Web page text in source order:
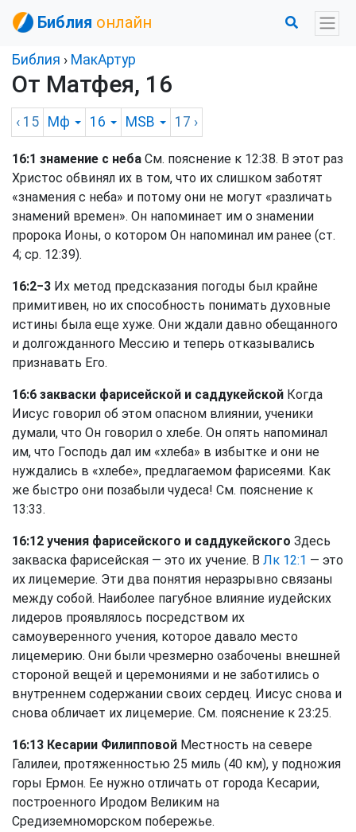
Библия онлайн
Библия › МакАртур
От Матфея, 16
‹ 15 Мф 16 MSB 17 ›
16:1 знамение с неба См. пояснение к 12:38. В этот раз
Христос обвинял их в том, что их слишком заботят
«знамения с неба» и потому они не могут «различать
знамений времен». Он напоминает им о знамении
пророка Ионы, о котором Он напоминал им ранее (ст.
4; ср. 12:39).
16:2−3 Их метод предсказания погоды был крайне
примитивен, но их способность понимать духовные
истины была еще хуже. Они ждали давно обещанного
и долгожданного Мессию и теперь отказывались
признавать Его.
16:6 закваски фарисейской и саддукейской Когда
Иисус говорил об этом опасном влиянии, ученики
думали, что Он говорил о хлебе. Он опять напоминал
им, что Господь дал им «хлеба» в избытке и они не
нуждались в «хлебе», предлагаемом фарисеями. Как
же быстро они позабыли чудеса! См. пояснение к
13:33.
16:12 учения фарисейского и саддукейского Здесь
закваска фарисейская — это их учение. В Лк 12:1 — это
их лицемерие. Эти два понятия неразрывно связаны
между собой. Наиболее пагубное влияние иудейских
лидеров проявлялось посредством их
самоуверенного учения, которое давало место
лицемерию. Они были чрезмерно озабочены внешней
стороной вещей и церемониями и не заботились о
внутреннем содержании своих сердец. Иисус снова и
снова обличает их лицемерие. См. пояснение к 23:25.
16:13 Кесарии Филипповой Местность на севере
Галилеи, протяженностью 25 миль (40 км), у подножия
горы Ермон. Ее нужно отличать от города Кесарии,
построенного Иродом Великим на
Средиземноморском побережье.